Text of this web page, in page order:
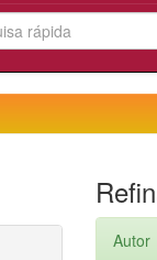
Autor